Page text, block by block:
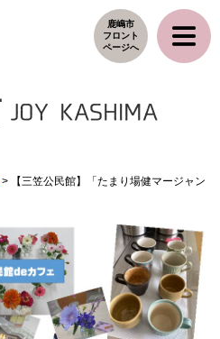
鹿嶋市
フロント
ページへ
>
【三笠公民館】「たまり場健マージャン